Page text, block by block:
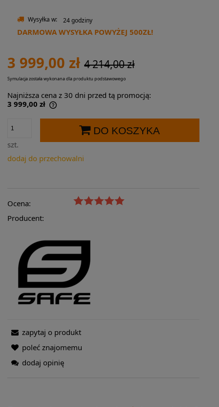
Wysyłka w: 24 godziny
DARMOWA WYSYŁKA POWYŻEJ 500ZŁ!
3 999,00 zł 4 214,00 zł
Symulacja została wykonana dla produktu podstawowego
Najniższa cena z 30 dni przed tą promocją:
3 999,00 zł
momentu, kiedy produkt pojawił się w
sprzedaży.
szt.
DO KOSZYKA
dodaj do przechowalni
Ocena:
Producent:
zapytaj o produkt
poleć znajomemu
dodaj opinię